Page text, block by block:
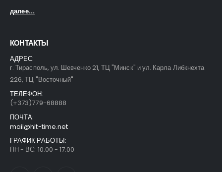
далее...
КОНТАКТЫ
АДРЕС:
г. Тирасполь, ул. Шевченко 21, ТЦ "Минск" и ул. Карла Либкнехта
226, ТЦ "Восточный"
ТЕЛЕФОН:
(+373)779-68888
ПОЧТА:
mail@hit-time.net
ГРАФИК РАБОТЫ:
ПН - ВС: 10.00 - 17.00